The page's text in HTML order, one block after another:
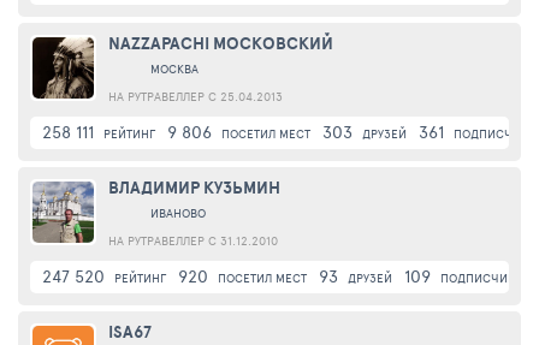
NAZZAPACHI МОСКОВСКИЙ
МОСКВА
НА РУТРАВЕЛЛЕР С 25.04.2013
258 111 РЕЙТИНГ 9 806 ПОСЕТИЛ МЕСТ 303 ДРУЗЕЙ 361 ПОДПИСЧИКИ
ВЛАДИМИР КУЗЬМИН
ИВАНОВО
НА РУТРАВЕЛЛЕР С 31.12.2010
247 520 РЕЙТИНГ 920 ПОСЕТИЛ МЕСТ 93 ДРУЗЕЙ 109 ПОДПИСЧИКИ
ISA67